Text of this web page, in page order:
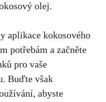
olej.
aplikace‍ kokosového
‌potřebám a začněte
pro vaše
Buďte však
abyste